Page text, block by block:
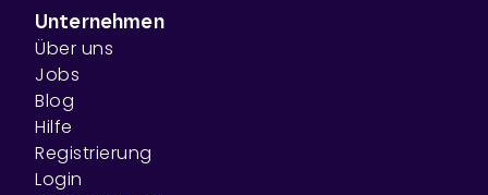
Unternehmen
Über uns
Jobs
Blog
Hilfe
Registrierung
Login